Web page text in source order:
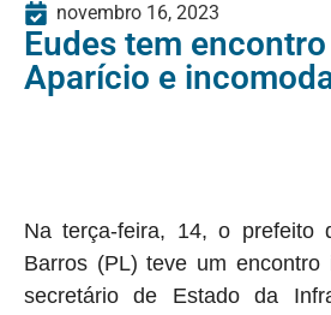
novembro 16, 2023
Eudes tem
Aparício e
Na terça-feira, 14, o prefeito
Barros (PL) teve um encontro
secretário de Estado da